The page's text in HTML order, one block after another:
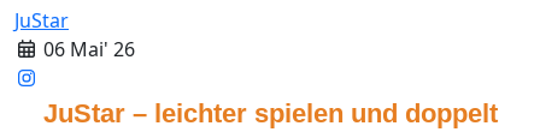
JuStar
06 Mai' 26
JuStar – leichter spielen und doppelt